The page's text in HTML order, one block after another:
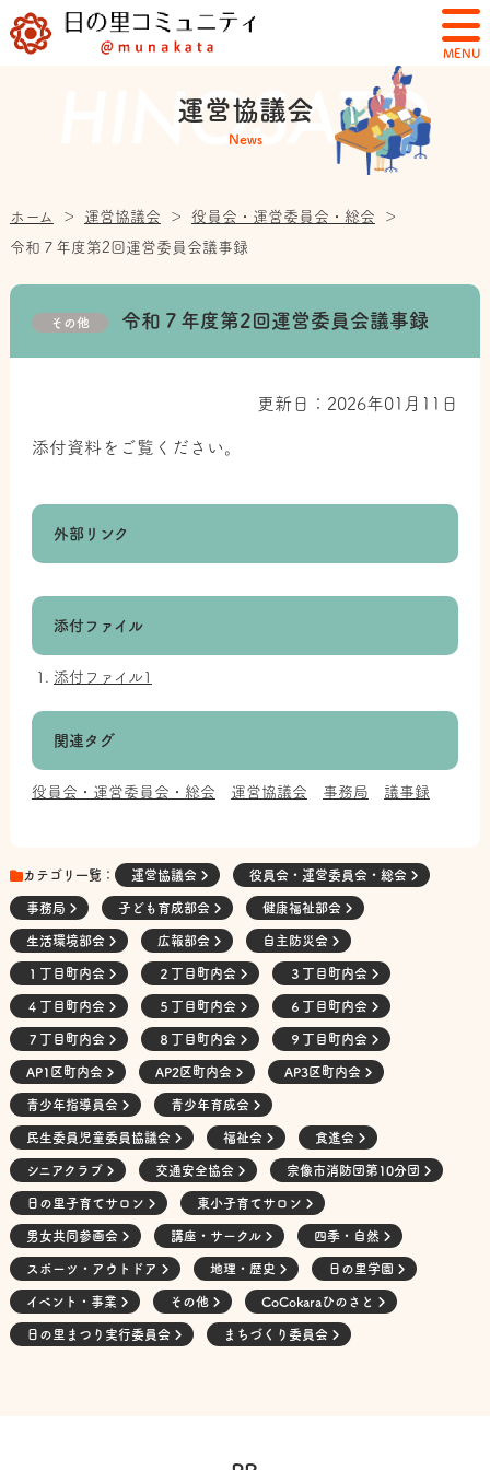
MENU
運営協議会
News
ホーム ＞ 運営協議会 ＞ 役員会・運営委員会・総会
＞
令和７年度第2回運営委員会議事録
その他 令和７年度第2回運営委員会議事録
更新日：2026年01月11日
添付資料をご覧ください。
外部リンク
添付ファイル
添付ファイル1
関連タグ
役員会・運営委員会・総会 運営協議会 事務局 議事録
カテゴリ一覧： 運営協議会 役員会・運営委員会・総会
事務局 子ども育成部会 健康福祉部会
生活環境部会 広報部会 自主防災会
１丁目町内会 ２丁目町内会 ３丁目町内会
４丁目町内会 ５丁目町内会 ６丁目町内会
７丁目町内会 ８丁目町内会 ９丁目町内会
AP1区町内会 AP2区町内会 AP3区町内会
青少年指導員会 青少年育成会
民生委員児童委員協議会 福祉会 食進会
シニアクラブ 交通安全協会 宗像市消防団第10分団
日の里子育てサロン 東小子育てサロン
男女共同参画会 講座・サークル 四季・自然
スポーツ・アウトドア 地理・歴史 日の里学園
イベント・事業 その他 CoCokaraひのさと
日の里まつり実行委員会 まちづくり委員会